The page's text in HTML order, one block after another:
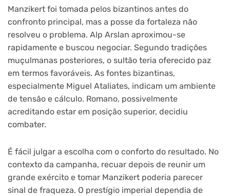
Manzikert foi tomada pelos bizantinos antes do
confronto principal, mas a posse da fortaleza não
resolveu o problema. Alp Arslan aproximou-se
rapidamente e buscou negociar. Segundo tradições
muçulmanas posteriores, o sultão teria oferecido paz
em termos favoráveis. As fontes bizantinas,
especialmente Miguel Ataliates, indicam um ambiente
de tensão e cálculo. Romano, possivelmente
acreditando estar em posição superior, decidiu
combater.
É fácil julgar a escolha com o conforto do resultado. No
contexto da campanha, recuar depois de reunir um
grande exército e tomar Manzikert poderia parecer
sinal de fraqueza. O prestígio imperial dependia de